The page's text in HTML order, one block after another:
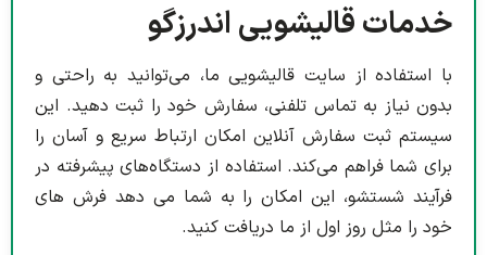
خدمات قالیشویی اندرزگو
با استفاده از سایت قالیشویی ما، می‌توانید به راحتی و
بدون نیاز به تماس تلفنی، سفارش خود را ثبت دهید. این
سیستم ثبت سفارش آنلاین امکان ارتباط سریع و آسان را
برای شما فراهم می‌کند. استفاده از دستگاه‌های پیشرفته در
فرآیند شستشو، این امکان را به شما می دهد فرش های
خود را مثل روز اول از ما دریافت کنید.